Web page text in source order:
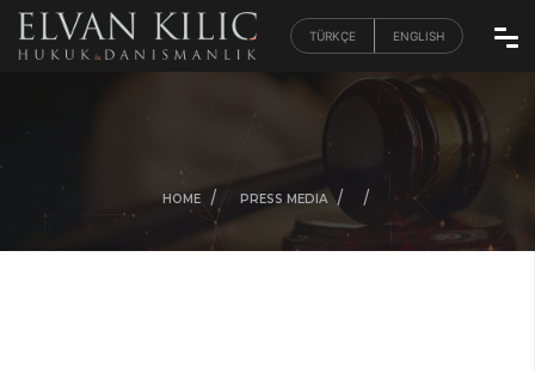
TÜRKÇE ENGLISH
HOME / PRESS MEDIA / /